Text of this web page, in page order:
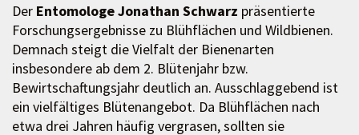
Der Entomologe Jonathan Schwarz präsentierte
Forschungsergebnisse zu Blühflächen und Wildbienen.
Demnach steigt die Vielfalt der Bienenarten
insbesondere ab dem 2. Blütenjahr bzw.
Bewirtschaftungsjahr deutlich an. Ausschlaggebend ist
ein vielfältiges Blütenangebot. Da Blühflächen nach
etwa drei Jahren häufig vergrasen, sollten sie